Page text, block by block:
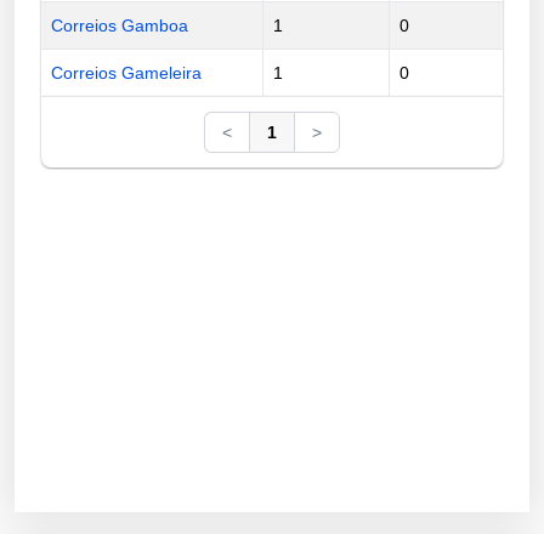
Correios Gamboa 1 0
Correios Gameleira 1 0
< 1 >